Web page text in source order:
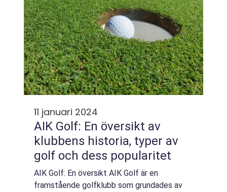
11 januari 2024
AIK Golf: En översikt av
klubbens historia, typer av
golf och dess popularitet
AIK Golf: En översikt AIK Golf är en
framstående golfklubb som grundades av